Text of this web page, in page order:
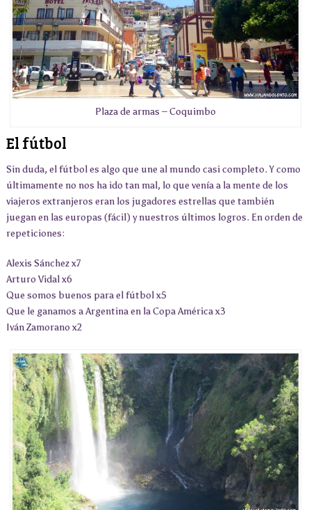
Plaza de armas – Coquimbo
El fútbol
Sin duda, el fútbol es algo que une al mundo casi completo. Y como
últimamente no nos ha ido tan mal, lo que venía a la mente de los
viajeros extranjeros eran los jugadores estrellas que también
juegan en las europas (fácil) y nuestros últimos logros. En orden de
repeticiones:
Alexis Sánchez x7
Arturo Vidal x6
Que somos buenos para el fútbol x5
Que le ganamos a Argentina en la Copa América x3
Iván Zamorano x2